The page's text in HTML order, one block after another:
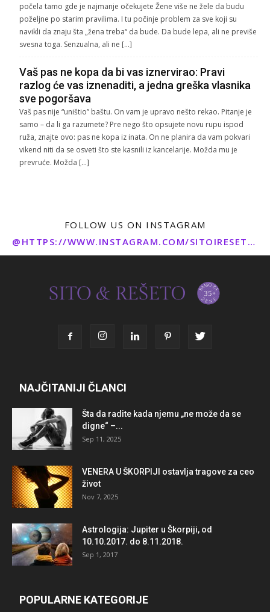
počela tamo gde je najmanje očekujete Žene više ne žele da budu
poželjne po starim pravilima. I tu počinje problem za sve koji su
navikli da znaju šta „žena treba“ da bude. Da bude lepa, ali ne previše
svesna toga. Senzualna, ali ne […]
Vaš pas ne kopa da bi vas iznervirao: Pravi
razlog će vas iznenaditi, a jedna greška vlasnika
sve pogoršava
Vaš pas nije “uništio” baštu. On vam je upravo nešto rekao. Pitanje je
samo – da li ga razumete? Pre nego što opsujete novu rupu ispod
ruža, znajte ovo: pas ne kopa iz inata. On ne planira da vam pokvari
vikend niti da se osveti što ste kasnili iz kancelarije. Možda mu je
prevruće. Možda […]
FOLLOW US ON INSTAGRAM
@HTTPS://WWW.INSTAGRAM.COM/SITOIRESETO/
NAJČITANIJI ČLANCI
Šta da radite kada njemu „ne može da se
digne“ –...
Sep 11, 2025
VENERA U ŠKORPIJI ostavlja tragove za ceo
život
Nov 7, 2025
Astrologija: Jupiter u Škorpiji, od
10.10.2017. do 8.11.2018.
Sep 1, 2017
POPULARNE KATEGORIJE